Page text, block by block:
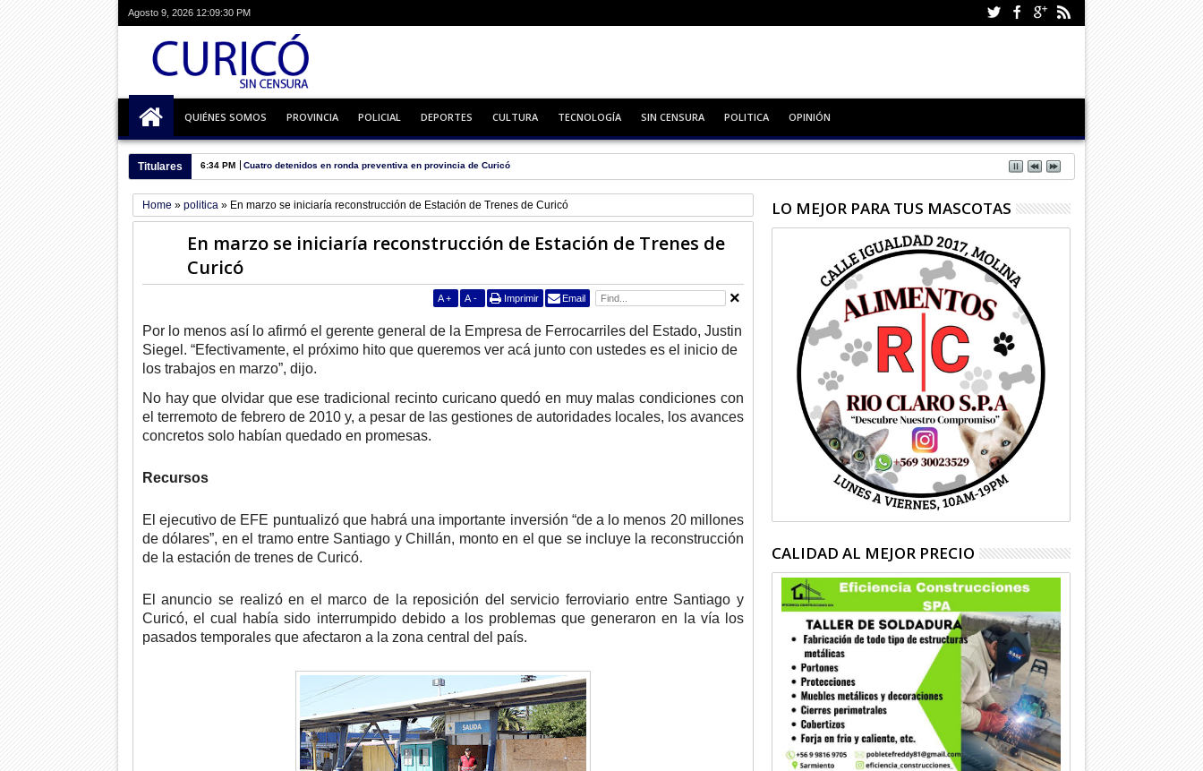
Agosto 9, 2026 12:09:31 PM
QUIÉNES SOMOS PROVINCIA POLICIAL DEPORTES CULTURA TECNOLOGÍA SIN CENSURA POLITICA OPINIÓN
Titulares 6:34 PM Cuatro detenidos en ronda preventiva en provincia de Curicó
Home » politica » En marzo se iniciaría reconstrucción de Estación de Trenes de Curicó
En marzo se iniciaría reconstrucción de Estación de Trenes de
Curicó
A + A - Imprimir Email
Por lo menos así lo afirmó el gerente general de la Empresa de Ferrocarriles del Estado, Justin
Siegel. “Efectivamente, el próximo hito que queremos ver acá junto con ustedes es el inicio de
los trabajos en marzo”, dijo.
No hay que olvidar que ese tradicional recinto curicano quedó en muy malas condiciones con
el terremoto de febrero de 2010 y, a pesar de las gestiones de autoridades locales, los avances
concretos solo habían quedado en promesas.
Recursos
El ejecutivo de EFE puntualizó que habrá una importante inversión “de a lo menos 20 millones
de dólares”, en el tramo entre Santiago y Chillán, monto en el que se incluye la reconstrucción
de la estación de trenes de Curicó.
El anuncio se realizó en el marco de la reposición del servicio ferroviario entre Santiago y
Curicó, el cual había sido interrumpido debido a los problemas que generaron en la vía los
pasados temporales que afectaron a la zona central del país.
LO MEJOR PARA TUS MASCOTAS
CALIDAD AL MEJOR PRECIO